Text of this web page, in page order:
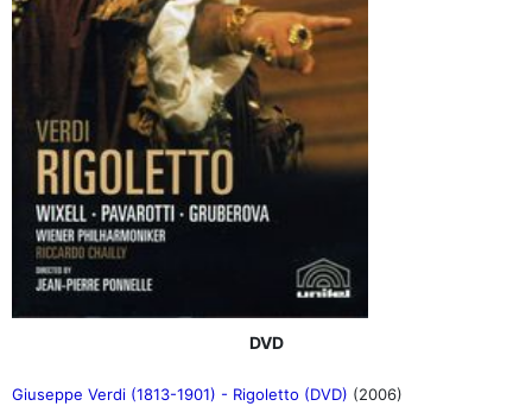
DVD
Giuseppe Verdi (1813-1901) - Rigoletto (DVD) (2006)